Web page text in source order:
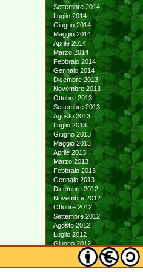
Settembre 2014
Luglio 2014
Giugno 2014
Maggio 2014
Aprile 2014
Marzo 2014
Febbraio 2014
Gennaio 2014
Dicembre 2013
Novembre 2013
Ottobre 2013
Settembre 2013
Agosto 2013
Luglio 2013
Giugno 2013
Maggio 2013
Aprile 2013
Marzo 2013
Febbraio 2013
Gennaio 2013
Dicembre 2012
Novembre 2012
Ottobre 2012
Settembre 2012
Agosto 2012
Luglio 2012
Giugno 2012
Maggio 2012
Aprile 2012